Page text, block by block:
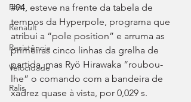
Fiat
Renault
Resistência
Velocidade
Ralis
#94, esteve na frente da tabela de
tempos da Hyperpole, programa que
atribui a “pole position” e arruma as
primeiras cinco linhas da grelha de
partida, mas Ryö Hirawaka “roubou-
lhe” o comando com a bandeira de
xadrez quase à vista, por 0,029 s.